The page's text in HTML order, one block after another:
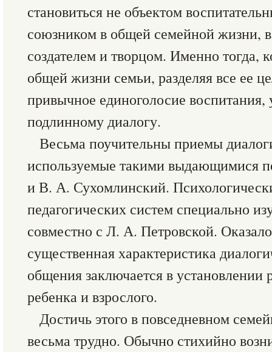
становиться не объектом
союзником в общей семейной жизни,
создателем и творцом. Именно тогда,
общей жизни семьи, разделяя все ее
привычное единоголосие воспитания,
подлинному диалогу.
Весьма поучительны приемы
используемые такими выдающимися
и В. А. Сухомлинский.
педагогических систем специально
совместно с Л. А. Петровской.
существенная характеристика
общения заключается в установлении
ребенка и взрослого.
Достичь этого в повседневном
весьма трудно. Обычно стихийно